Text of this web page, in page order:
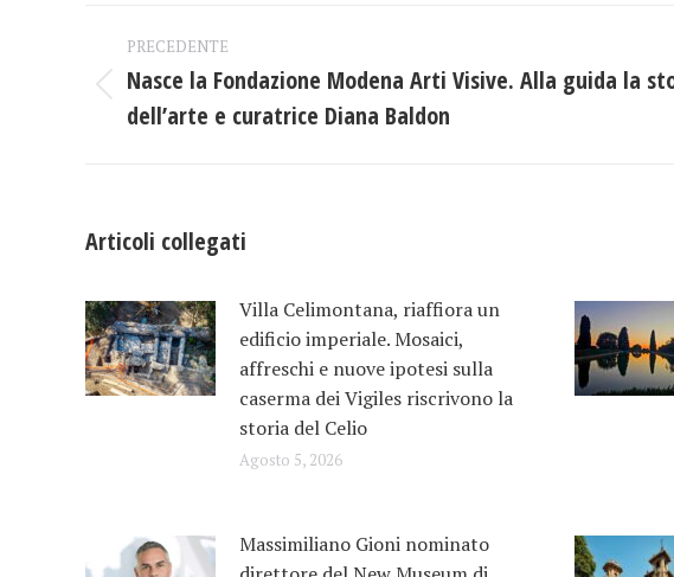
Naviga
tra
PRECEDENTE
Post
precedente:
Nasce la Fondazione Modena Arti Visive. Alla guida la
dell’arte e curatrice Diana Baldon
Articoli collegati
Villa Celimontana, riaffiora un
edificio imperiale. Mosaici,
affreschi e nuove ipotesi sulla
caserma dei Vigiles riscrivono la
storia del Celio
Agosto 5, 2026
Massimiliano Gioni nominato